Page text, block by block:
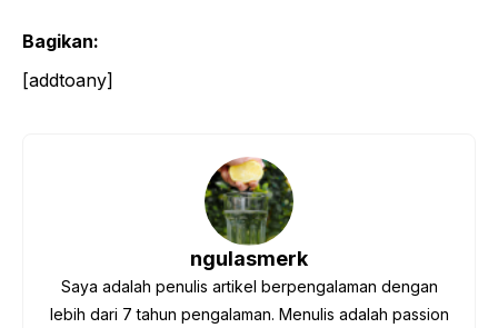
Bagikan:
[addtoany]
ngulasmerk
Saya adalah penulis artikel berpengalaman dengan
lebih dari 7 tahun pengalaman. Menulis adalah passion